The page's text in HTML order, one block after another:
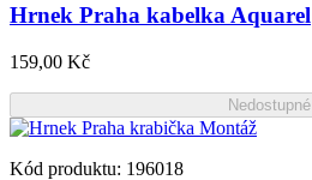
Hrnek Praha kabelka Aquarel
159,00 Kč
Nedostupné
Kód produktu: 196018